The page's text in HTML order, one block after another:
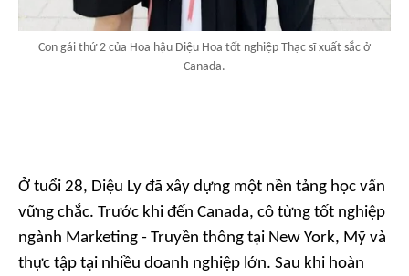
Con gái thứ 2 của Hoa hậu Diệu Hoa tốt nghiệp Thạc sĩ xuất sắc ở
Canada.
Ở tuổi 28, Diệu Ly đã xây dựng một nền tảng học vấn
vững chắc. Trước khi đến Canada, cô từng tốt nghiệp
ngành Marketing - Truyền thông tại New York, Mỹ và
thực tập tại nhiều doanh nghiệp lớn. Sau khi hoàn